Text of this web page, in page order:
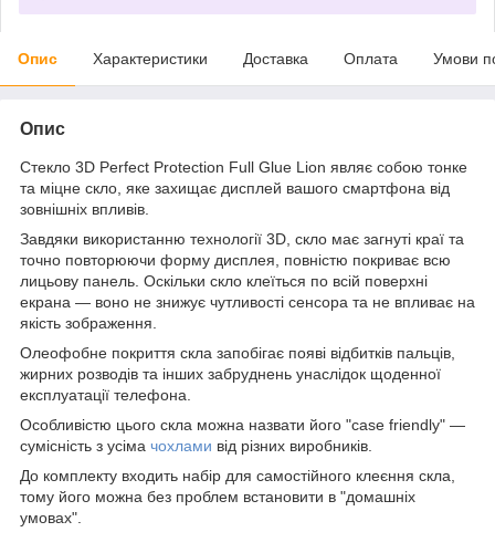
Опис Характеристики Доставка Оплата Умови
Опис
Стекло 3D Perfect Protection Full Glue Lion являє собою тонке
та міцне скло, яке захищає дисплей вашого смартфона від
зовнішніх впливів.
Завдяки використанню технології 3D, скло має загнуті краї та
точно повторюючи форму дисплея, повністю покриває всю
лицьову панель. Оскільки скло клеїться по всій поверхні
екрана — воно не знижує чутливості сенсора та не впливає на
якість зображення.
Олеофобне покриття скла запобігає появі відбитків пальців,
жирних розводів та інших забруднень унаслідок щоденної
експлуатації телефона.
Особливістю цього скла можна назвати його "case friendly" —
сумісність з усіма чохлами від різних виробників.
До комплекту входить набір для самостійного клеєння скла,
тому його можна без проблем встановити в "домашніх
умовах".